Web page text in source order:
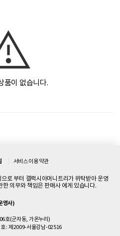
품이 없습니다.
서비스 이용 약관
로 부터 갤럭시아머니트리가 위탁받아 운영
의무와 책임은 판매사 에게 있습니다.
영사)
호(군자동, 가온누리)
: 제2009-서울강남-02516